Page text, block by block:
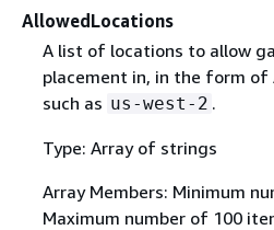
AllowedLocations
A list of locations to allow
placement in, in the form of
such as us-west-2 .
Type: Array of strings
Array Members: Minimum
Maximum number of 100